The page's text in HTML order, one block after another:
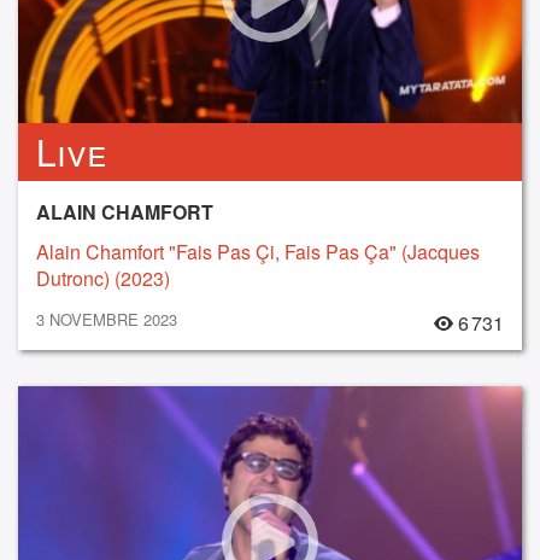
Live
ALAIN CHAMFORT
Alain Chamfort "Fais Pas Çi, Fais Pas Ça" (Jacques
Dutronc) (2023)
3 NOVEMBRE 2023 6 731